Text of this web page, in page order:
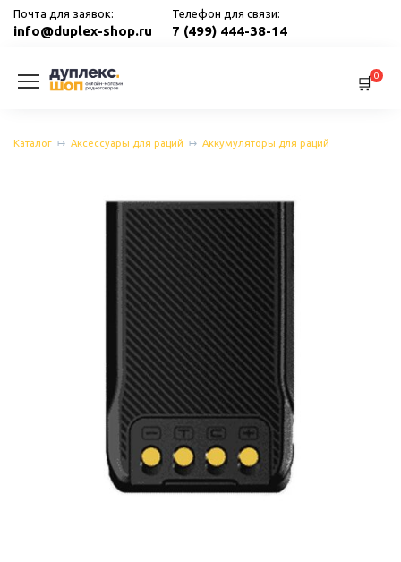
Перейти
Почта для заявок:
info@duplex-shop.ru
Телефон для связи:
7 (499) 444-38-14
0
Каталог Аксессуары для раций Аккумуляторы для раций